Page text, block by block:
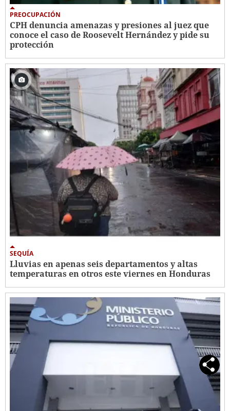
PREOCUPACIÓN
CPH denuncia amenazas y presiones al juez que
conoce el caso de Roosevelt Hernández y pide su
protección
SEQUÍA
Lluvias en apenas seis departamentos y altas
temperaturas en otros este viernes en Honduras